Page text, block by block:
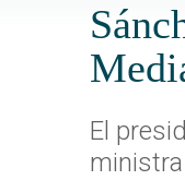
El